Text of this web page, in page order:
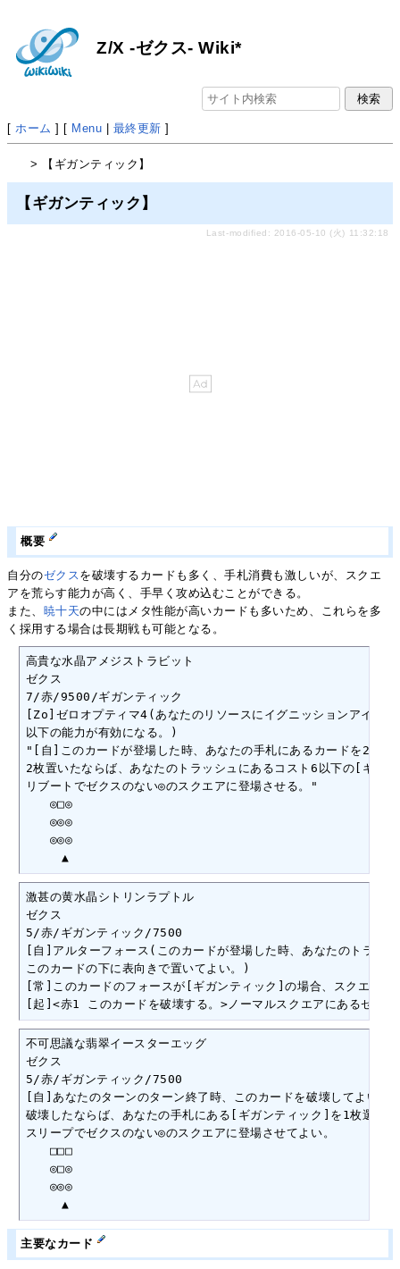
Z/X -ゼクス- Wiki*
[ ホーム ] [ Menu | 最終更新 ]
> 【ギガンティック】
【ギガンティック】
Last-modified: 2016-05-10 (火) 11:32:18
概要
自分のゼクス を破壊するカードも多く、手札消費も激しいが、スクエ
アを荒らす能力が高く、手早く攻め込むことができる。
また、 暁十天の中にはメタ性能が高いカードも多いため、これらを多
く採用する場合は長期戦も可能となる。
高貴な水晶アメジストラビット
ゼクス
7/赤/9500/ギガンティック
[Zo]ゼロオプティマ4(あなたのリソースにイグニッションアイコ
以下の能力が有効になる。)
"[自]このカードが登場した時、あなたの手札にあるカードを2枚選
2枚置いたならば、あなたのトラッシュにあるコスト6以下の[ギガ
リブートでゼクスのない◎のスクエアに登場させる。"
◎□◎
◎◎◎
◎◎◎
▲
激甚の黄水晶シトリンラプトル
ゼクス
5/赤/ギガンティック/7500
[自]アルターフォース(このカードが登場した時、あなたのトラッ
このカードの下に表向きで置いてよい。)
[常]このカードのフォースが[ギガンティック]の場合、スクエア
[起]<赤1 このカードを破壊する。>ノーマルスクエアにあるゼク
不可思議な翡翠イースターエッグ
ゼクス
5/赤/ギガンティック/7500
[自]あなたのターンのターン終了時、このカードを破壊してよい。
破壊したならば、あなたの手札にある[ギガンティック]を1枚選び、
スリープでゼクスのない◎のスクエアに登場させてよい。
□□□
◎□◎
◎◎◎
▲
主要なカード